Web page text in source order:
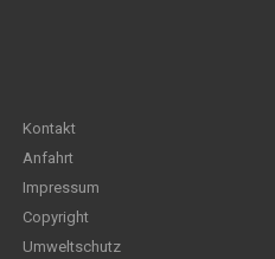
Kontakt
Anfahrt
Impressum
Copyright
Umweltschutz